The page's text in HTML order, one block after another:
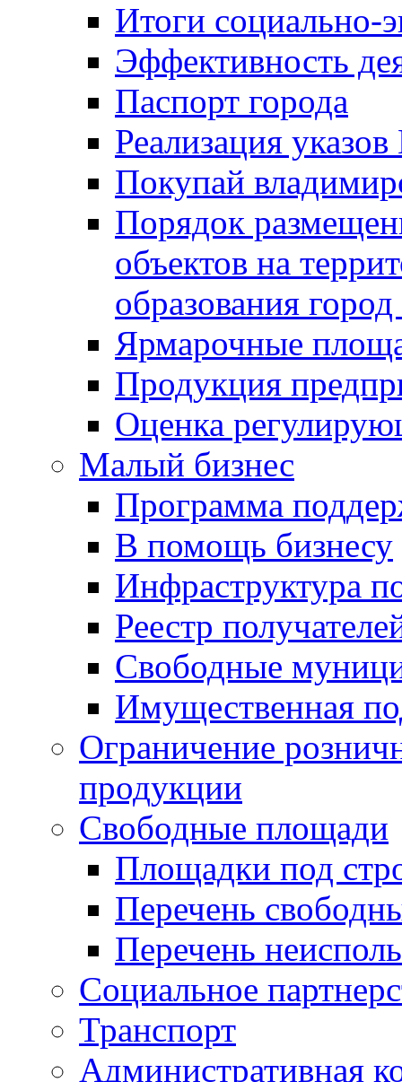
Итоги социально-
Эффективность
Паспорт города
Реализация
Покупай
Порядок
объектов на
образования
Ярмарочные
Продукция
Оценка
Малый бизнес
Программа
В помощь бизнесу
Инфраструктура
Реестр
Свободные
Имущественная
Ограничение
продукции
Свободные площади
Площадки под
Перечень
Перечень
Социальное
Транспорт
Административная